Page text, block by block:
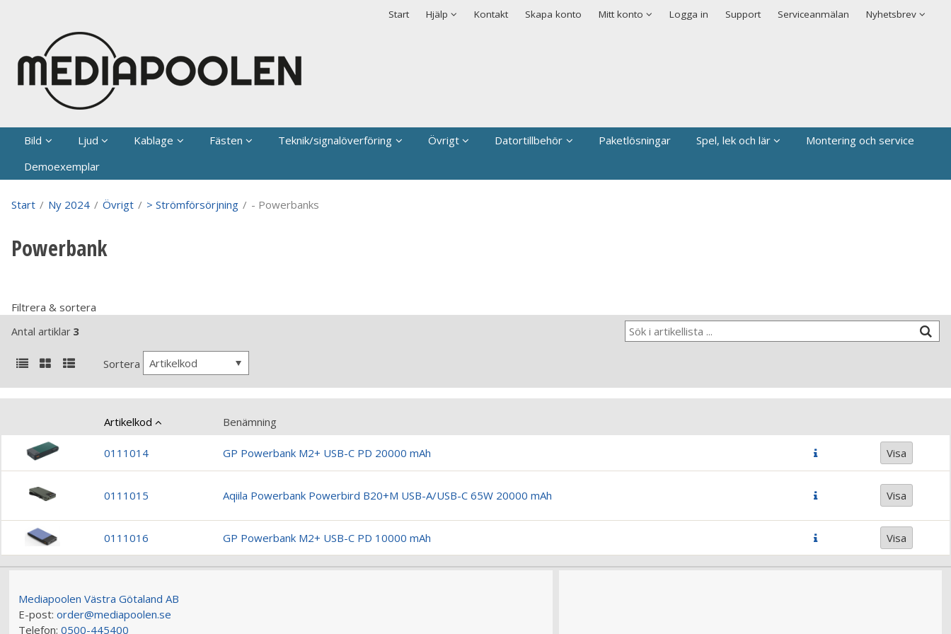
Start Hjälp
Säkerhet & Cookies Kontakt Skapa konto Mitt konto Logga in Support Serviceanmälan Nyhetsbrev
Nyhetsbrev september 2025
Bild Ljud Kablage Fästen Teknik/signalöverföring Övrigt Datortillbehör Paketlösningar Spel, lek och lär
Montering och service
Demoexemplar
Start / Ny 2024 / Övrigt / > Strömförsörjning / - Powerbanks
Powerbank
Filtrera & sortera
Antal artiklar 3
Sortera Artikelkod
Artikelkod Benämning
0111014 GP Powerbank M2+ USB-C PD 20000 mAh Visa
0111015 Aqiila Powerbank Powerbird B20+M USB-A/USB-C 65W 20000 mAh Visa
0111016 GP Powerbank M2+ USB-C PD 10000 mAh Visa
Mediapoolen Västra Götaland AB
E-post: order@mediapoolen.se
Telefon: 0500-445400